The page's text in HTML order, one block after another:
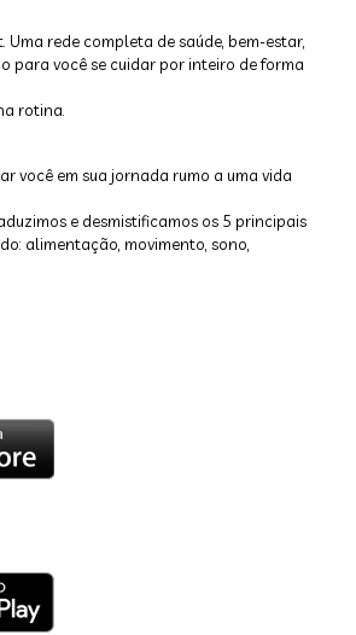
Uma rede completa de saúde, bem-estar,
para você se cuidar por inteiro de forma
rotina.
você em sua jornada rumo a uma vida
e desmistificamos os 5 principais
alimentação, movimento, sono,